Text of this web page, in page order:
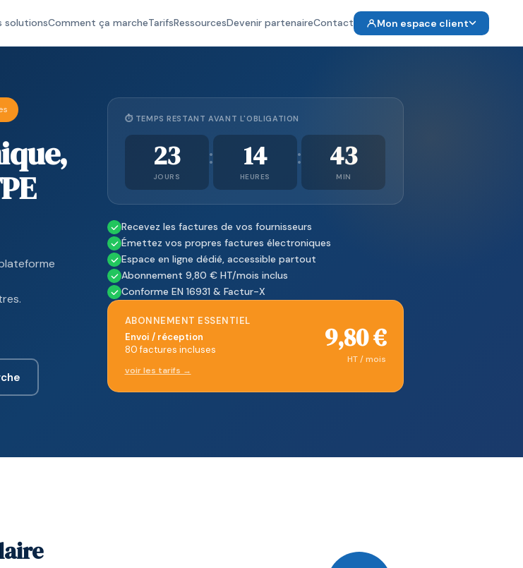
solutionsComment ça marcheTarifsRessourcesDevenir partenaireContact Mon espace client
⏱ TEMPS RESTANT AVANT L'OBLIGATION
23
JOURS
: 14
HEURES
: 43
MIN
Recevez les factures de vos fournisseurs
Émettez vos propres factures électroniques
Espace en ligne dédié, accessible partout
Abonnement 9,80 € HT/mois inclus
Conforme EN 16931 & Factur-X
ABONNEMENT ESSENTIEL
Envoi / réception
80 factures incluses
voir les tarifs →
9,80 €
HT / mois